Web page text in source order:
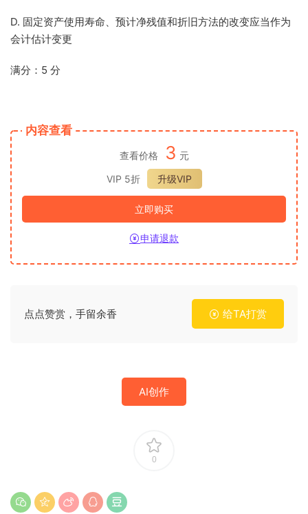
D. 固定资产使用寿命、预计净残值和折旧方法的改变应当作为
会计估计变更
满分：5 分
内容查看
查看价格 3 元
VIP 5折
升级VIP
立即购买
申请退款
点点赞赏，手留余香 给TA打赏
AI创作
0